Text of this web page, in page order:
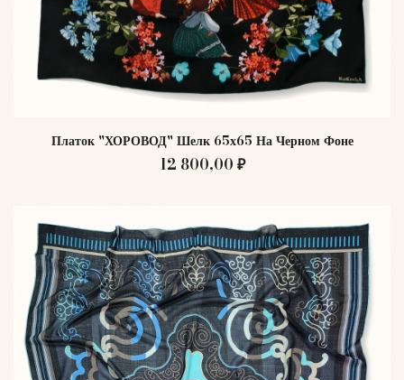
Платок "ХОРОВОД" Шелк 65х65 На Черном Фоне
12 800,00 ₽